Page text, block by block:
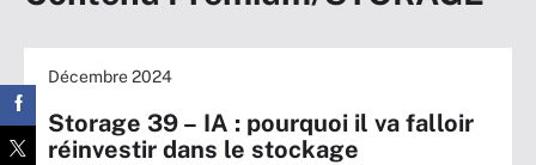
Décembre 2024
Storage 39 – IA : pourquoi il va falloir
réinvestir dans le stockage